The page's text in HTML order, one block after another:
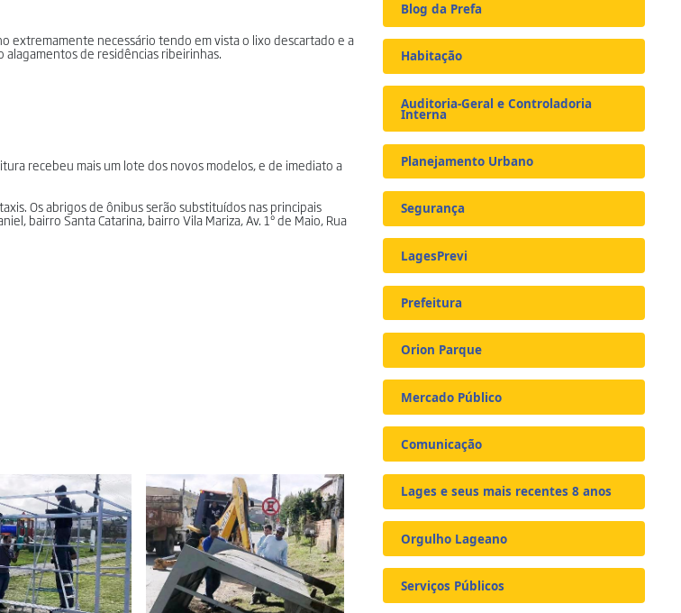
extremamente necessário tendo em vista o lixo descartado e a
de residências ribeirinhas.
recebeu mais um lote dos novos modelos, e de imediato a
Os abrigos de ônibus serão substituídos nas principais
bairro Santa Catarina, bairro Vila Mariza, Av. 1º de Maio, Rua
Blog da Prefa
Habitação
Auditoria-Geral e Controladoria
Interna
Planejamento Urbano
Segurança
LagesPrevi
Prefeitura
Orion Parque
Mercado Público
Comunicação
Lages e seus mais recentes 8 anos
Orgulho Lageano
Serviços Públicos